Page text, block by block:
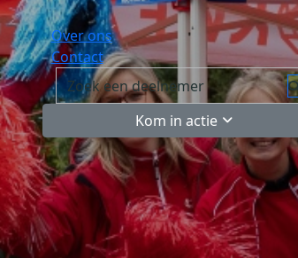
Over ons
Contact
Kom in actie